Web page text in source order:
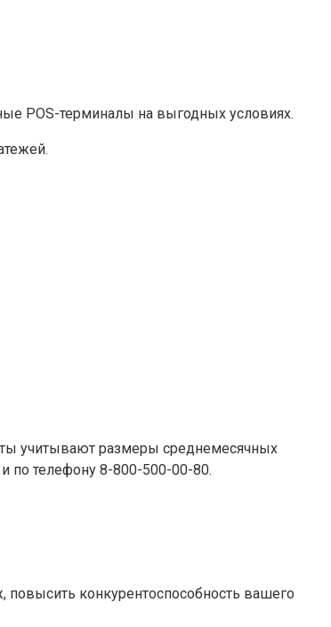
POS-терминалы на выгодных условиях.
учитывают размеры среднемесячных
по телефону 8-800-500-00-80.
конкурентоспособность вашего